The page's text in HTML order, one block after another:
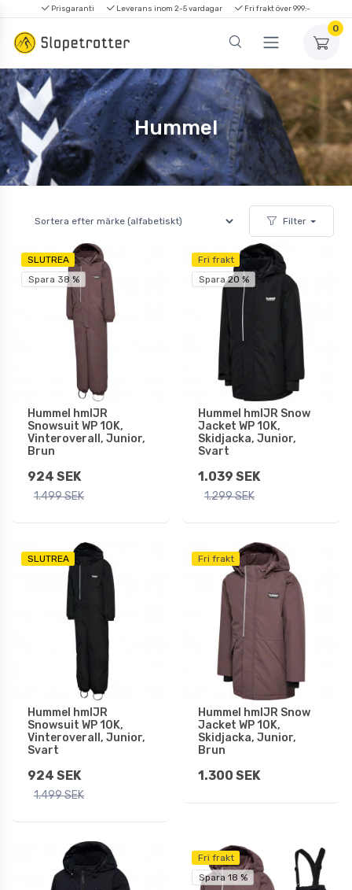
Prisgaranti Leverans inom 2-5 vardagar Fri frakt över 999:-
0
Hummel
Filter
SLUTREA
Spara 38 %
Hummel hmlJR
Snowsuit WP 10K,
Vinteroverall, Junior,
Brun
924 SEK
1.499 SEK
Fri frakt
Spara 20 %
Hummel hmlJR Snow
Jacket WP 10K,
Skidjacka, Junior,
Svart
1.039 SEK
1.299 SEK
SLUTREA
Hummel hmlJR
Snowsuit WP 10K,
Vinteroverall, Junior,
Svart
924 SEK
1.499 SEK
Fri frakt
Hummel hmlJR Snow
Jacket WP 10K,
Skidjacka, Junior,
Brun
1.300 SEK
Fri frakt
Spara 18 %